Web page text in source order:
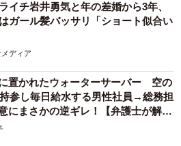
イチ岩井勇気と年の差婚から3年、
ガール髪バッサリ「ショート似合い
メディア
置かれたウォーターサーバー 空の
参し毎日給水する男性社員→総務担
にまさかの逆ギレ！【弁護士が解